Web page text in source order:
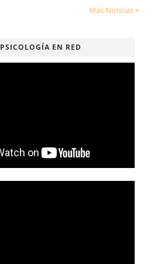
Más Noticias »
PSICOLOGÍA EN RED